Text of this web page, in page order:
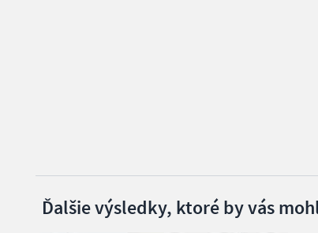
Ďalšie výsledky, ktoré by vás